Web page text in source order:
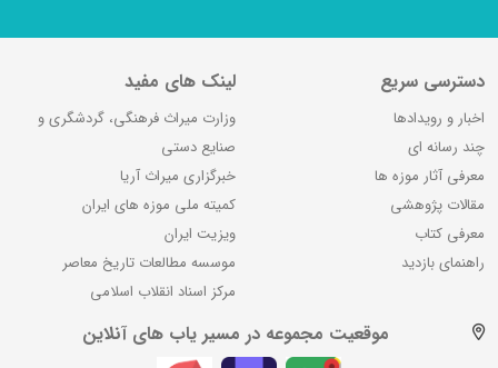
دسترسی سریع
اخبار و رویدادها
چند رسانه ای
معرفی آثار موزه ها
مقالات پژوهشی
معرفی کتاب
راهنمای بازدید
لینک های مفید
وزارت میراث فرهنگی، گردشگری و
صنایع دستی
خبرگزاری میراث آریا
کمیته ملی موزه های ایران
ویزیت ایران
موسسه مطالعات تاریخ معاصر
مرکز اسناد انقلاب اسلامی
موقعیت مجموعه در مسیر یاب های آنلاین